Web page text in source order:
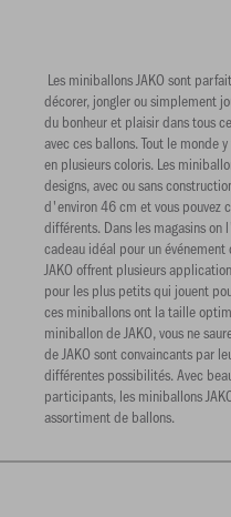
Les miniballons JAKO sont
décorer, jongler ou simplement
du bonheur et plaisir dans tous
avec ces ballons. Tout le monde
en plusieurs coloris. Les
designs, avec ou sans
d'environ 46 cm et vous pouvez
différents. Dans les magasins
cadeau idéal pour un
JAKO offrent plusieurs
pour les plus petits qui jouent
ces miniballons ont la taille
miniballon de JAKO, vous ne
de JAKO sont convaincants par
différentes possibilités. Avec
participants, les miniballons
assortiment de ballons.